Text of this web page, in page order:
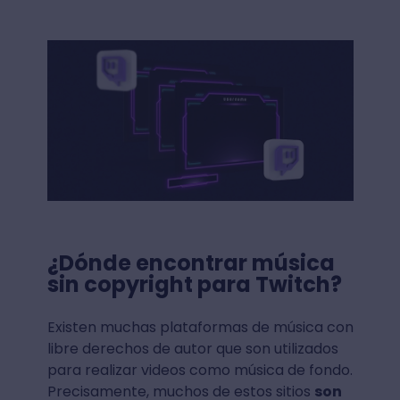
¿Dónde encontrar música
sin copyright para Twitch?
Existen muchas plataformas de música con
libre derechos de autor que son utilizados
para realizar videos como música de fondo.
Precisamente, muchos de estos sitios son